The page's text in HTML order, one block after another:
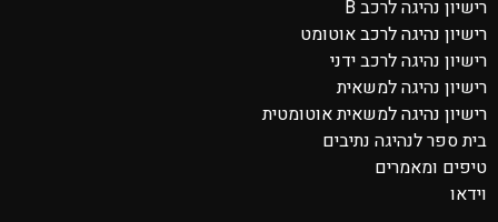
רישיון נהיגה לרכב B
רישיון נהיגה לרכב אוטומט
רישיון נהיגה לרכב ידני
רישיון נהיגה למשאית
רישיון נהיגה למשאית אוטומטית
בית ספר לנהיגה נתיבים
טיפים ומאמרים
וידאו